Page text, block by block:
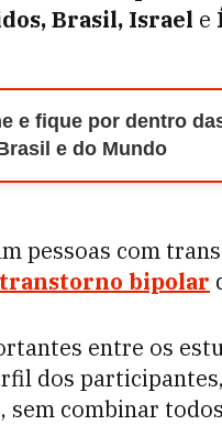
Brasil, Israel e
e fique por dentro
e do Mundo
pessoas com
transtorno bipolar
entre os
dos
sem combinar